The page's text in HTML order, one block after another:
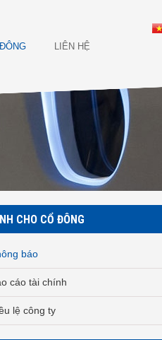
LIÊN HỆ
CHO CỔ ĐÔNG
báo
cáo tài chính
lệ công ty